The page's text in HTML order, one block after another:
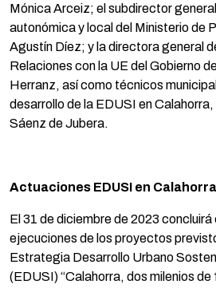
Mónica Arceiz; el subdirector
autonómica y local del Ministerio de
Agustín Díez; y la directora general
Relaciones con la UE del Gobierno
Herranz, así como técnicos
desarrollo de la EDUSI en
Sáenz de Jubera.
Actuaciones EDUSI en Calahorra
El 31 de diciembre de 2023 concluirá
ejecuciones de los proyectos
Estrategia Desarrollo Urbano
(EDUSI) “Calahorra, dos milenios de